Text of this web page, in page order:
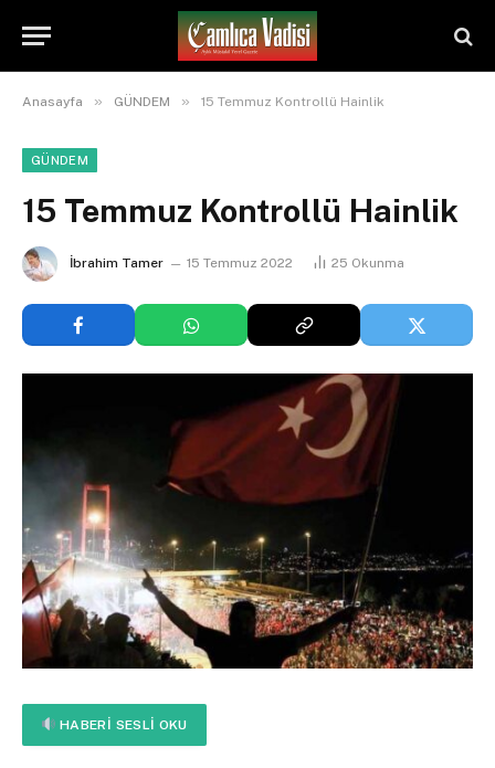
Anasayfa » GÜNDEM » 15 Temmuz Kontrollü Hainlik
GÜNDEM
15 Temmuz Kontrollü Hainlik
İbrahim Tamer 15 Temmuz 2022 25 Okunma
HABERI SESLI OKU